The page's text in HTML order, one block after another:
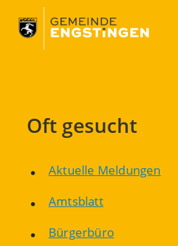
Oft gesucht
Aktuelle Meldungen
Amtsblatt
Bürgerbüro